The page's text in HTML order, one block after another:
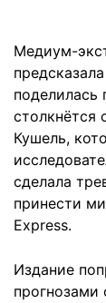
Медиум-
столкнётся
Кушель,
сделала
принести
Express.
Издание
прогнозами